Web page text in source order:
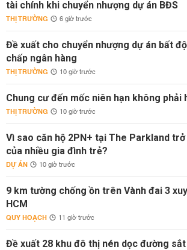
tài chính khi chuyển nhượng dự án BĐS
THỊ TRƯỜNG 6 giờ trước
Đề xuất cho chuyển nhượng dự án bất
chấp ngân hàng
THỊ TRƯỜNG 10 giờ trước
Chung cư đến mốc niên hạn không phải
THỊ TRƯỜNG 10 giờ trước
Vì sao căn hộ 2PN+ tại The Parkland
của nhiều gia đình trẻ?
DỰ ÁN 10 giờ trước
9 km tường chống ồn trên Vành đai 3
HCM
QUY HOẠCH 11 giờ trước
Đề xuất 28 khu đô thị nén dọc đường sắt